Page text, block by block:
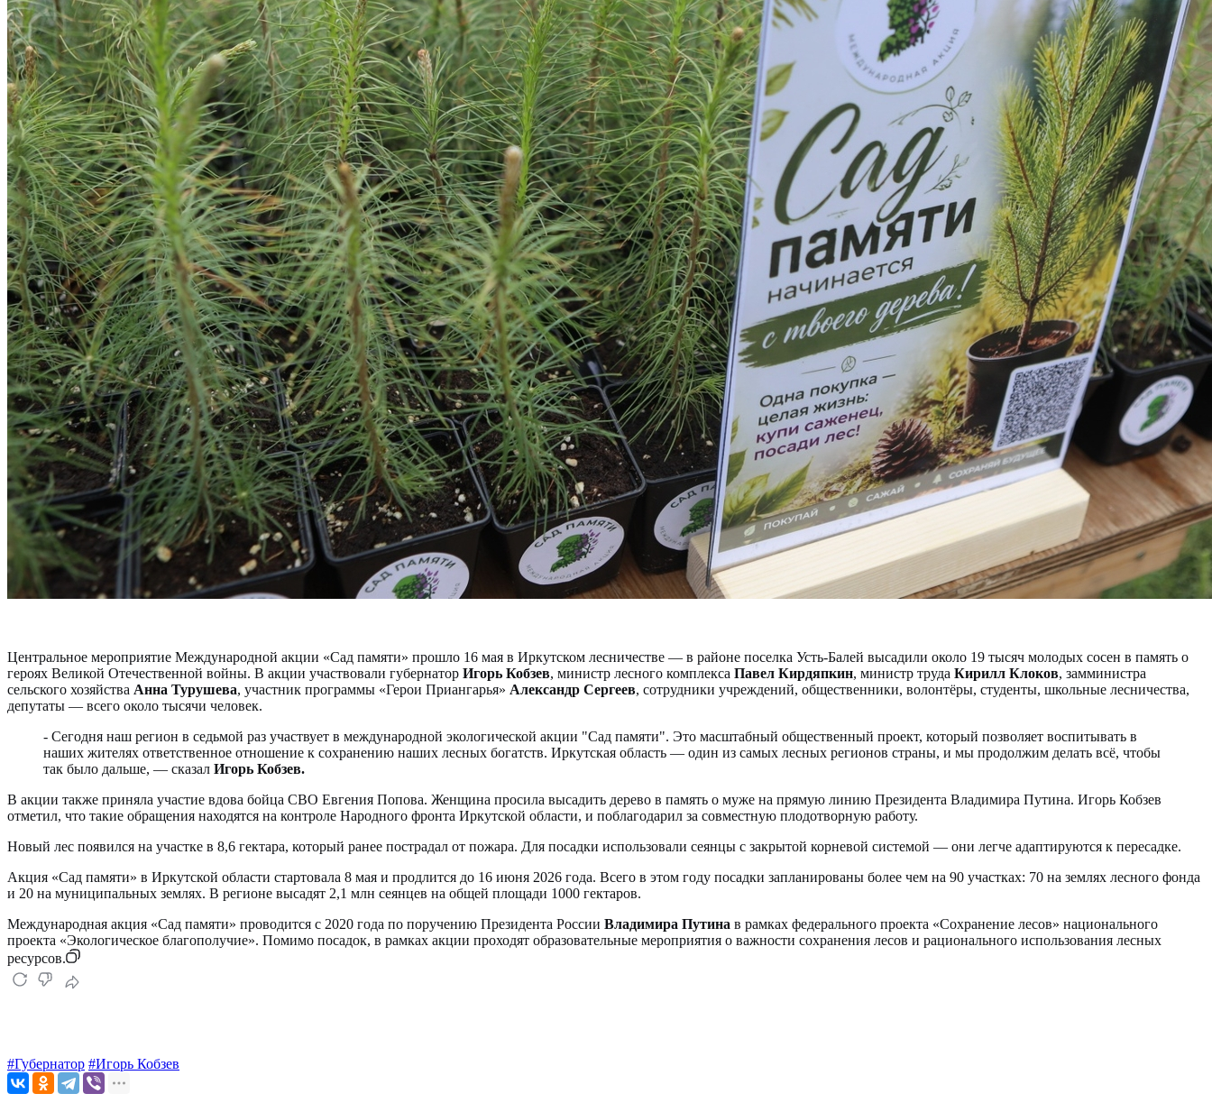
Центральное мероприятие Международной акции «Сад памяти» прошло 16 мая в Иркутском лесничестве — в районе поселка Усть-Балей высадили около 19 тысяч молодых сосен в память о
героях Великой Отечественной войны. В акции участвовали губернатор Игорь Кобзев, министр лесного комплекса Павел Кирдяпкин, министр труда Кирилл Клоков, замминистра
сельского хозяйства Анна Турушева, участник программы «Герои Приангарья» Александр Сергеев, сотрудники учреждений, общественники, волонтёры, студенты, школьные лесничества,
депутаты — всего около тысячи человек.
- Сегодня наш регион в седьмой раз участвует в международной экологической акции "Сад памяти". Это масштабный общественный проект, который позволяет воспитывать в
наших жителях ответственное отношение к сохранению наших лесных богатств. Иркутская область — один из самых лесных регионов страны, и мы продолжим делать всё, чтобы
так было дальше, — сказал Игорь Кобзев.
В акции также приняла участие вдова бойца СВО Евгения Попова. Женщина просила высадить дерево в память о муже на прямую линию Президента Владимира Путина. Игорь Кобзев
отметил, что такие обращения находятся на контроле Народного фронта Иркутской области, и поблагодарил за совместную плодотворную работу.
Новый лес появился на участке в 8,6 гектара, который ранее пострадал от пожара. Для посадки использовали сеянцы с закрытой корневой системой — они легче адаптируются к пересадке.
Акция «Сад памяти» в Иркутской области стартовала 8 мая и продлится до 16 июня 2026 года. Всего в этом году посадки запланированы более чем на 90 участках: 70 на землях лесного фонда
и 20 на муниципальных землях. В регионе высадят 2,1 млн сеянцев на общей площади 1000 гектаров.
Международная акция «Сад памяти» проводится с 2020 года по поручению Президента России Владимира Путина в рамках федерального проекта «Сохранение лесов» национального
проекта «Экологическое благополучие». Помимо посадок, в рамках акции проходят образовательные мероприятия о важности сохранения лесов и рационального использования лесных
ресурсов.
#Губернатор #Игорь Кобзев